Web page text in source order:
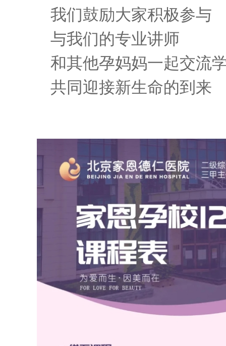
我们鼓励大家积极参与
与我们的专业讲师
和其他孕妈妈一起交流
共同迎接新生命的到来